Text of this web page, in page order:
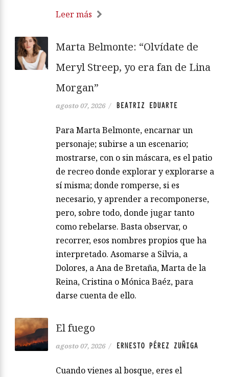
Leer más
Marta Belmonte: “Olvídate de
Meryl Streep, yo era fan de Lina
Morgan”
agosto 07, 2026 / BEATRIZ EDUARTE
Para Marta Belmonte, encarnar un
personaje; subirse a un escenario;
mostrarse, con o sin máscara, es el patio
de recreo donde explorar y explorarse a
sí misma; donde romperse, si es
necesario, y aprender a recomponerse,
pero, sobre todo, donde jugar tanto
como rebelarse. Basta observar, o
recorrer, esos nombres propios que ha
interpretado. Asomarse a Silvia, a
Dolores, a Ana de Bretaña, Marta de la
Reina, Cristina o Mónica Baéz, para
darse cuenta de ello.
El fuego
agosto 07, 2026 / ERNESTO PÉREZ ZUÑIGA
Cuando vienes al bosque, eres el